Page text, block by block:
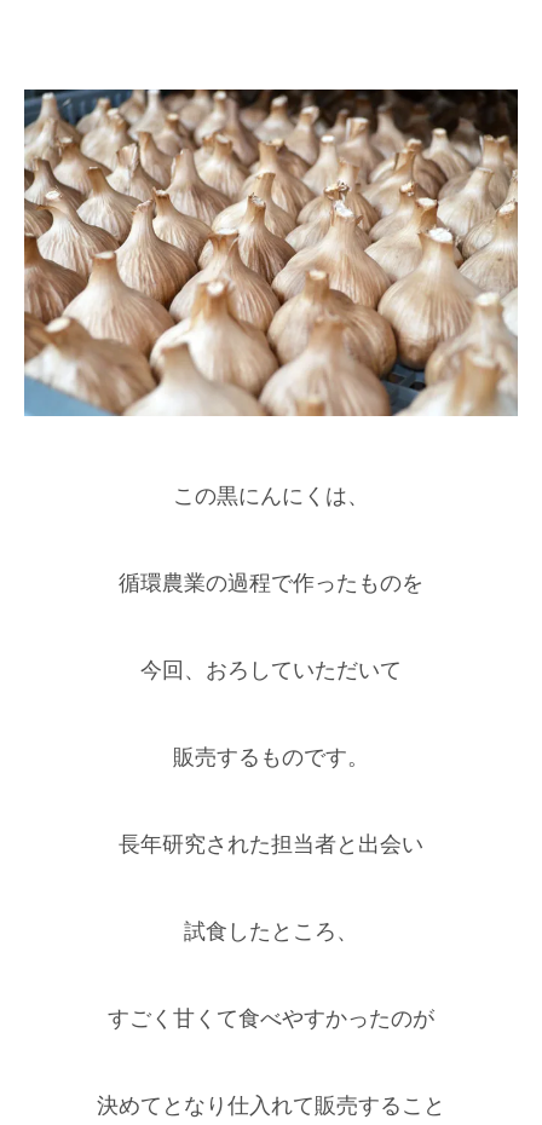
この黒にんにくは、
循環農業の過程で作ったものを
今回、おろしていただいて
販売するものです。
長年研究された担当者と出会い
試食したところ、
すごく甘くて食べやすかったのが
決めてとなり仕入れて販売すること